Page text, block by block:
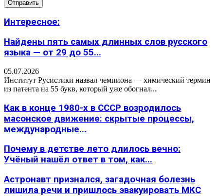
Интересное:
Найдены пять самых длинных слов русского
языка — от 29 до 55...
05.07.2026
Институт Русистики назвал чемпиона — химический термин
из патента на 55 букв, который уже обогнал...
Как в конце 1980-х в СССР возродилось
масонское движение: скрытые процессы,
международные...
Почему в детстве лето длилось вечно:
Учёный нашёл ответ в том, как...
Астронавт признался, загадочная болезнь
лишила речи и пришлось эвакуировать МКС